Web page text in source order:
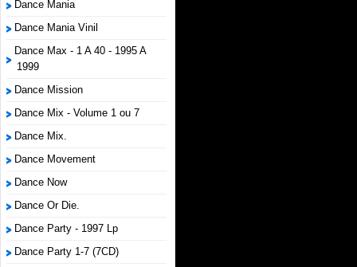
Dance Mania
Dance Mania Vinil
Dance Max - 1 A 40 - 1995 A
1999
Dance Mission
Dance Mix - Volume 1 ou 7
Dance Mix.
Dance Movement
Dance Now
Dance Or Die.
Dance Party - 1997 Lp
Dance Party 1-7 (7CD)